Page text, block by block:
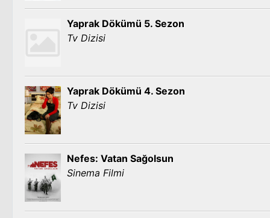
Yaprak Dökümü 5. Sezon
Tv Dizisi
Yaprak Dökümü 4. Sezon
Tv Dizisi
Nefes: Vatan Sağolsun
Sinema Filmi